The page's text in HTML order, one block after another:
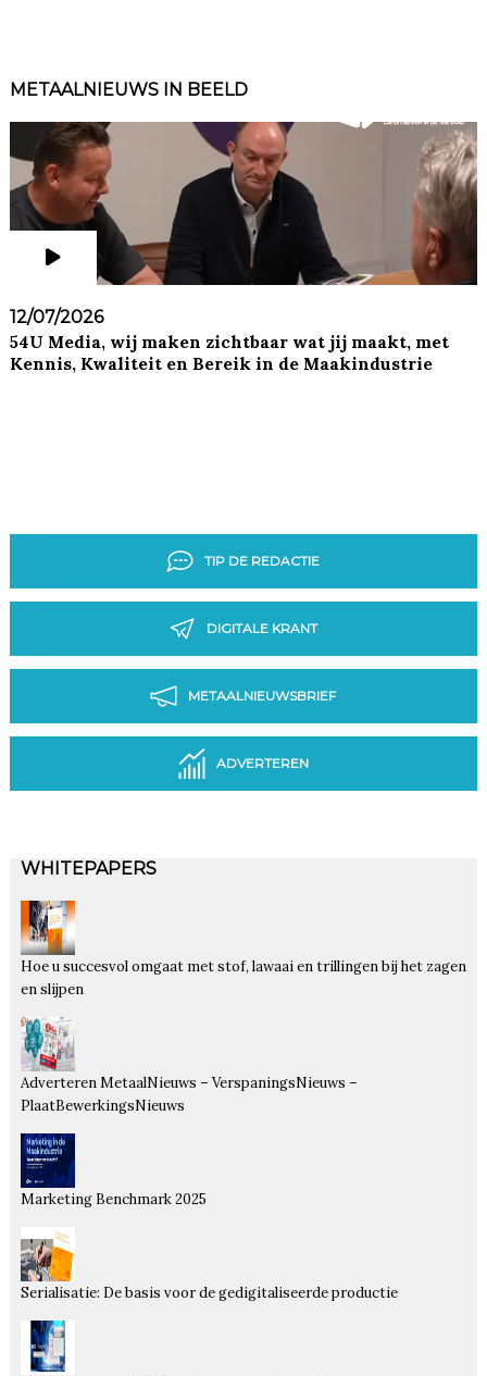
METAALNIEUWS IN BEELD
12/07/2026
54U Media, wij maken zichtbaar wat jij maakt, met
Kennis, Kwaliteit en Bereik in de Maakindustrie
TIP DE REDACTIE
DIGITALE KRANT
METAALNIEUWSBRIEF
ADVERTEREN
WHITEPAPERS
Hoe u succesvol omgaat met stof, lawaai en trillingen bij het zagen
en slijpen
Adverteren MetaalNieuws – VerspaningsNieuws –
PlaatBewerkingsNieuws
Marketing Benchmark 2025
Serialisatie: De basis voor de gedigitaliseerde productie